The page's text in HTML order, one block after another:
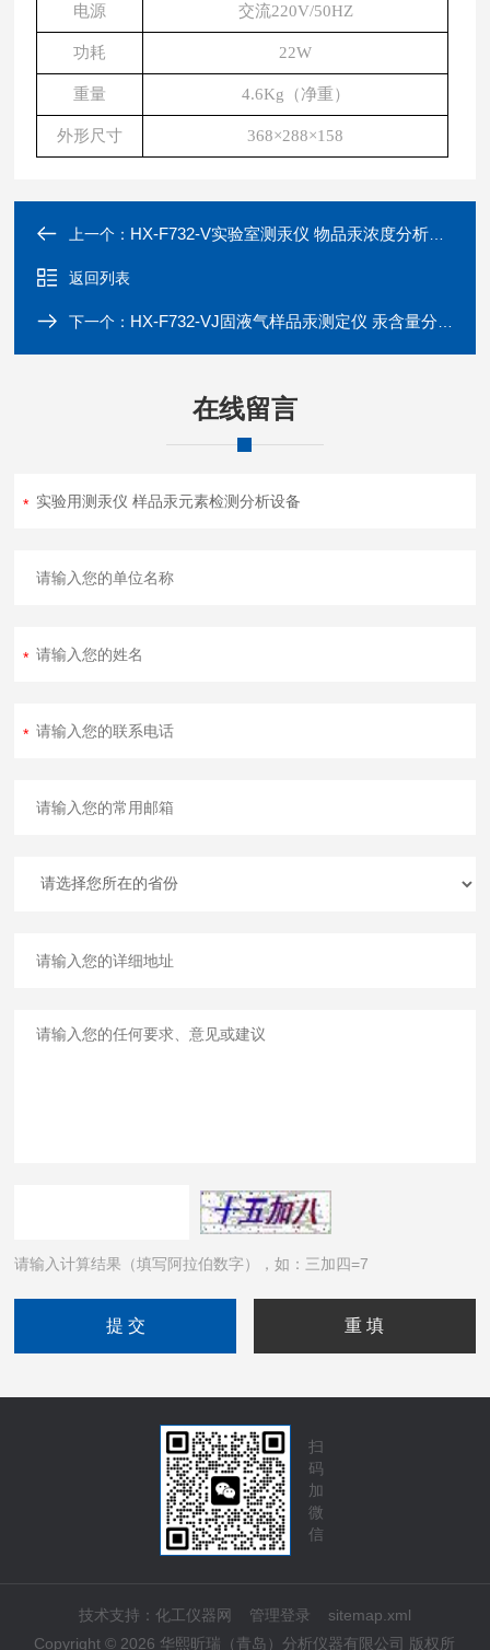
电源 交流220V/50HZ
功耗 22W
重量 4.6Kg（净重）
外形尺寸 368×288×158
上一个： HX-F732-V实验室测汞仪 物品汞浓度分析装置
返回列表
下一个： HX-F732-VJ固液气样品汞测定仪 汞含量分析设备
在线留言
请输入计算结果（填写阿拉伯数字），如：三加四=7
扫
码
加
微
信
技术支持： 化工仪器网 管理登录
sitemap.xml
Copyright © 2026 华熙昕瑞（青岛）分析仪器有限公司 版权所